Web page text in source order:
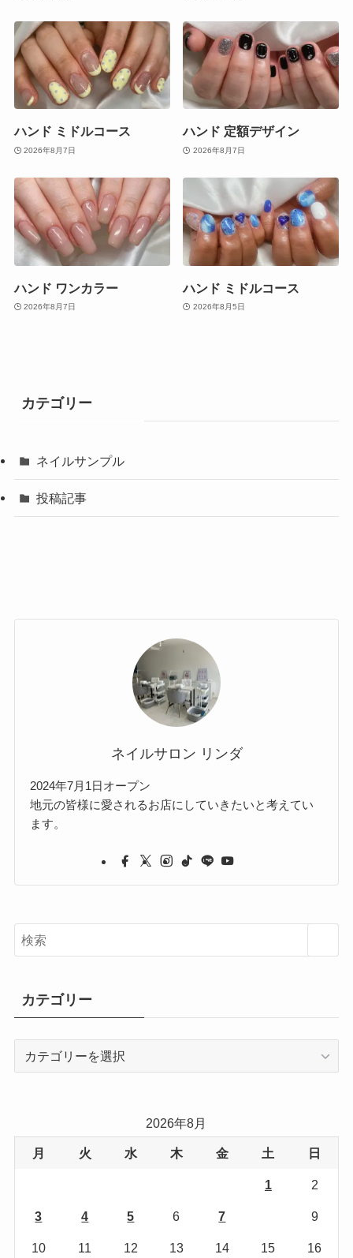
ハンド ミドルコース
2026年8月7日
ハンド 定額デザイン
2026年8月7日
ハンド ワンカラー
2026年8月7日
ハンド ミドルコース
2026年8月5日
カテゴリー
ネイルサンプル
投稿記事
ネイルサロン リンダ
2024年7月1日オープン
地元の皆様に愛されるお店にしていきたいと考えてい
ます。
カテゴリー
2026年8月
月 火 水 木 金 土 日
1 2
3 4 5 6 7 9
10 11 12 13 14 15 16